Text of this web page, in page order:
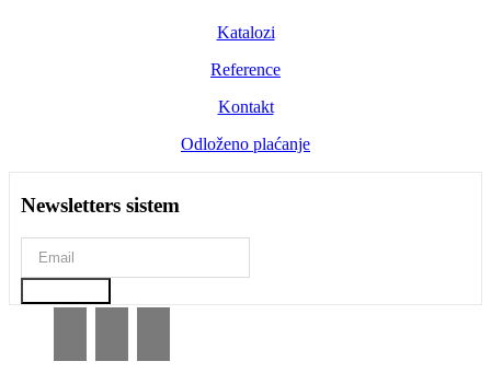
Katalozi
Reference
Kontakt
Odloženo plaćanje
Newsletters sistem